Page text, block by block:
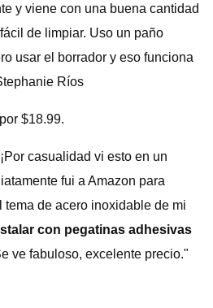
y viene con una buena cantidad
de limpiar. Uso un paño
usar el borrador y eso funciona
Ríos
$18.99.
casualidad vi esto en un
fui a Amazon para
de acero inoxidable de mi
con pegatinas adhesivas
ve fabuloso, excelente precio."